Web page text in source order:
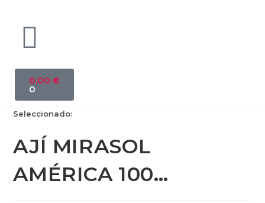
0,00 €
0
Seleccionado:
AJÍ MIRASOL
AMÉRICA 100…